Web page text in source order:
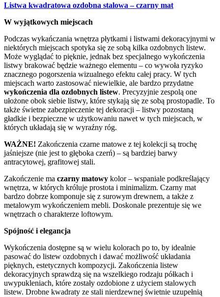
Listwa kwadratowa ozdobna stalowa – czarny mat
W wyjątkowych miejscach
Podczas wykańczania wnętrza płytkami i listwami dekoracyjnymi w
niektórych miejscach spotyka się ze sobą kilka ozdobnych listew.
Może wyglądać to pięknie, jednak bez specjalnego wykończenia
listwy brakować będzie ważnego elementu – co wywoła ryzyko
znacznego pogorszenia wizualnego efektu całej pracy. W tych
miejscach warto zastosować niewielkie, ale bardzo przydatne
wykończenia dla ozdobnych listew. Precyzyjnie zespolą one
ułożone obok siebie listwy, które stykają się ze sobą prostopadle. To
także świetne zabezpieczenie tej dekoracji – listwy pozostaną
gładkie i bezpieczne w użytkowaniu nawet w tych miejscach, w
których układają się w wyraźny róg.
WAŻNE! Zakończenia czarne matowe z tej kolekcji są trochę
jaśniejsze (nie jest to głęboka czerń) – są bardziej barwy
antracytowej, grafitowej stali.
Zakończenie ma czarny matowy kolor – wspaniale podkreślający
wnętrza, w których króluje prostota i minimalizm. Czarny mat
bardzo dobrze komponuje się z surowym drewnem, a także z
metalowym wykończeniem mebli. Doskonale prezentuje się we
wnętrzach o charakterze loftowym.
Spójność i elegancja
Wykończenia dostępne są w wielu kolorach po to, by idealnie
pasować do listew ozdobnych i dawać możliwość układania
pięknych, estetycznych kompozycji. Zakończenia listew
dekoracyjnych sprawdzą się na wszelkiego rodzaju półkach i
uwypukleniach, które zostały ozdobione z użyciem stalowych
listew. Drobne kwadraty ze stali nierdzewnej świetnie uzupełnią